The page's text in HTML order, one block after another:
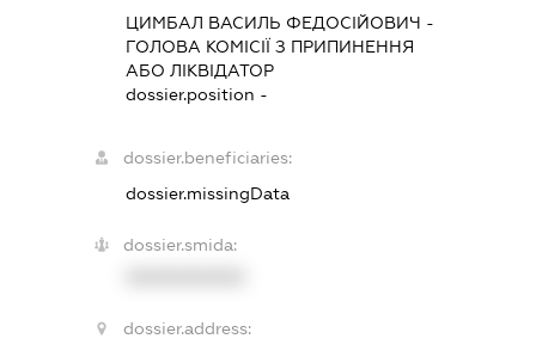
ЦИМБАЛ ВАСИЛЬ ФЕДОСІЙОВИЧ -
ГОЛОВА КОМІСІЇ З ПРИПИНЕННЯ
АБО ЛІКВІДАТОР
dossier.position -
dossier.beneficiaries:
dossier.missingData
dossier.smida:
dossier.address: